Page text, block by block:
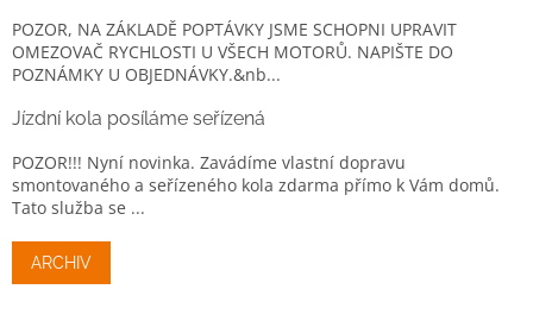
POZOR, NA ZÁKLADĚ POPTÁVKY JSME SCHOPNI UPRAVIT
OMEZOVAČ RYCHLOSTI U VŠECH MOTORŮ. NAPIŠTE DO
POZNÁMKY U OBJEDNÁVKY.&nb...
Jízdní kola posíláme seřízená
POZOR!!! Nyní novinka. Zavádíme vlastní dopravu
smontovaného a seřízeného kola zdarma přímo k Vám domů.
Tato služba se ...
ARCHIV